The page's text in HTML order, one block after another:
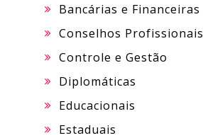
Bancárias e Financeiras
Conselhos Profissionais
Controle e Gestão
Diplomáticas
Educacionais
Estaduais